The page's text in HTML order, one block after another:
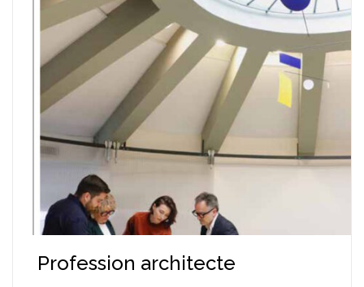
Profession architecte